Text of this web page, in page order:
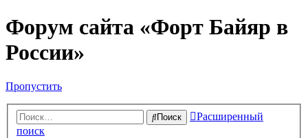
Форум сайта «Форт Байяр в
России»
Пропустить
Поиск
Расширенный
поиск